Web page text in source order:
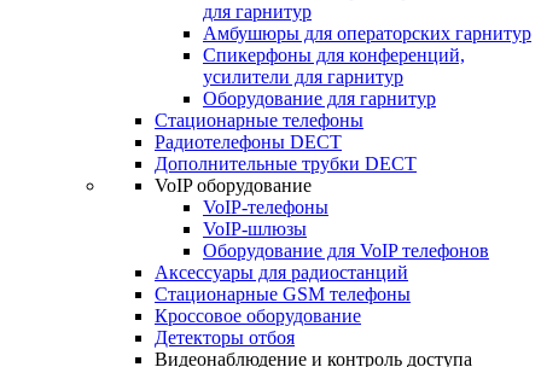
для гарнитур
Амбушюры для операторских гарнитур
Cпикерфоны для конференций,
усилители для гарнитур
Оборудование для гарнитур
Стационарные телефоны
Радиотелефоны DECT
Дополнительные трубки DECT
VoIP оборудование
VoIP-телефоны
VoIP-шлюзы
Оборудование для VoIP телефонов
Аксессуары для радиостанций
Стационарные GSM телефоны
Кроссовое оборудование
Детекторы отбоя
Видеонаблюдение и контроль доступа